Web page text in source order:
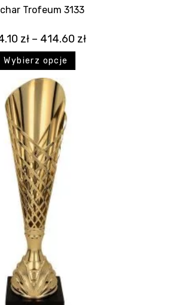
Trofeum 3133
zł – 414.60 zł
Wybierz opcje